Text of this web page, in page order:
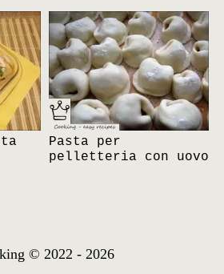
Pasta per
pelletteria con uovo
© 2022 - 2026